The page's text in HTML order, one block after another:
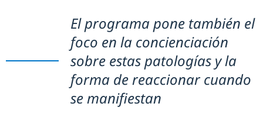
El programa pone también el
foco en la concienciación
sobre estas patologías y la
forma de reaccionar cuando
se manifiestan